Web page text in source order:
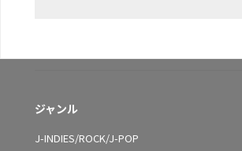
ジャンル
J-INDIES/ROCK/J-POP